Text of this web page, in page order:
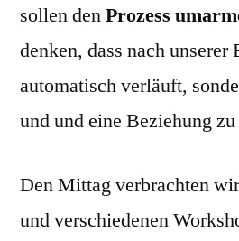
sollen denProzess
denken, dass nach unserer
automatisch verläuft,
und und eine Beziehung
Den Mittag verbrachten
und verschiedenen